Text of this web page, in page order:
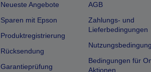
Neueste Angebote
Sparen mit Epson
Produktregistrierung
Rücksendung
Garantieprüfung
AGB
Zahlungs- und
Lieferbedingungen
Bedingungen für
Aktionen